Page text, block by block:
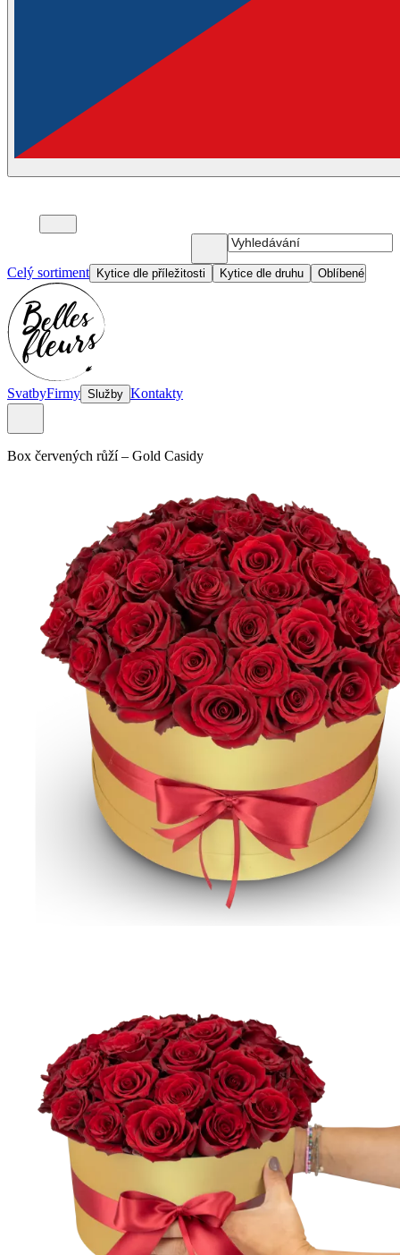
Celý sortiment Kytice dle příležitosti Kytice dle druhu Oblíbené
SvatbyFirmy Služby Kontakty
Box červených růží– Gold Casidy